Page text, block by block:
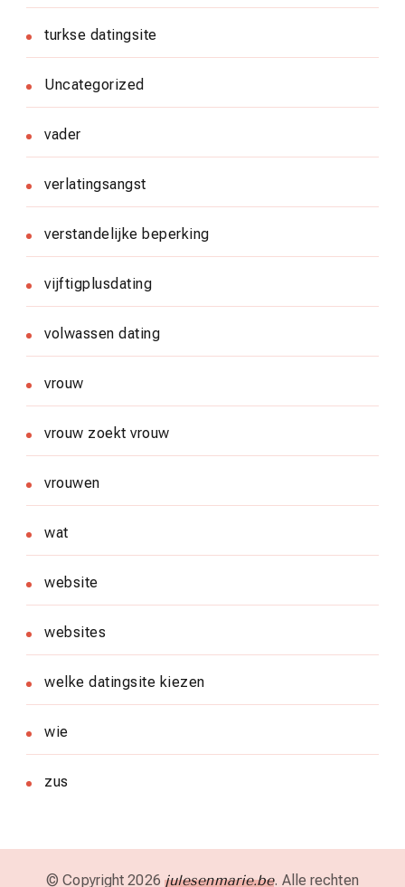
turkse datingsite
Uncategorized
vader
verlatingsangst
verstandelijke beperking
vijftigplusdating
volwassen dating
vrouw
vrouw zoekt vrouw
vrouwen
wat
website
websites
welke datingsite kiezen
wie
zus
© Copyright 2026 julesenmarie.be. Alle rechten